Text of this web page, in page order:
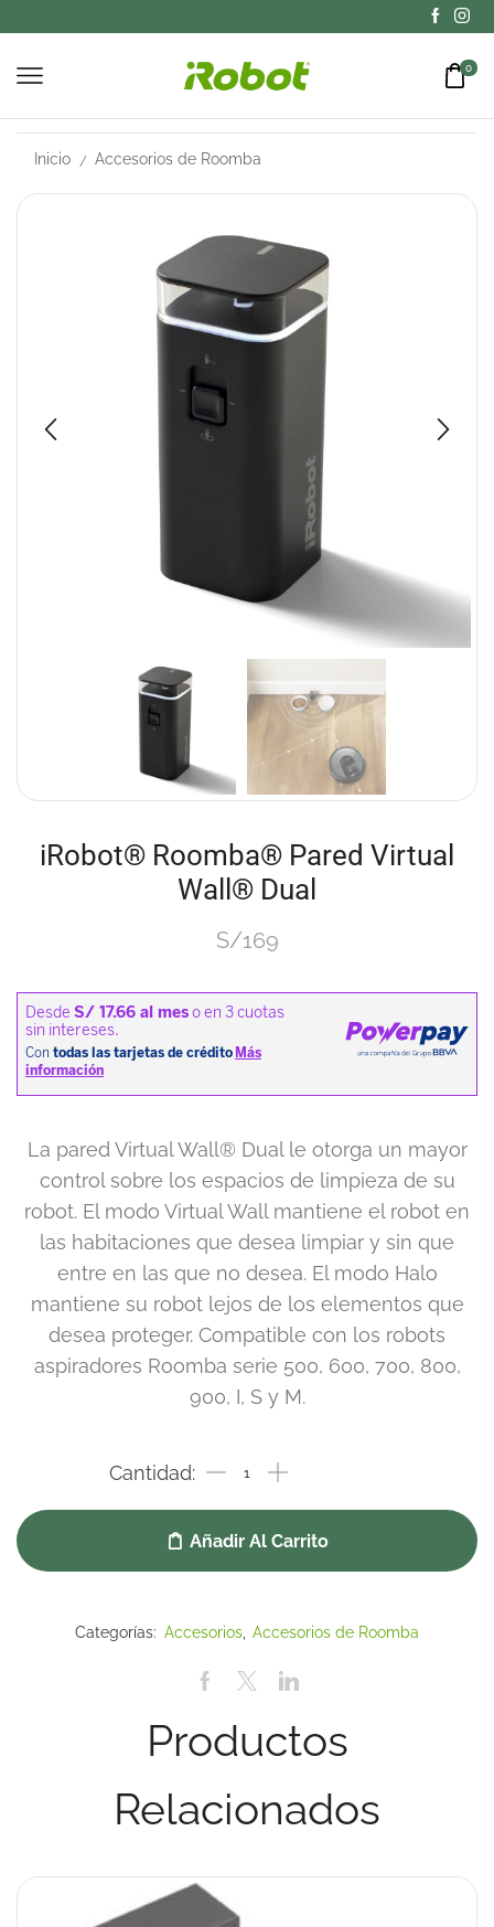
0
Inicio / Accesorios de Roomba
iRobot® Roomba® Pared Virtual
Wall® Dual
S/169
La pared Virtual Wall® Dual le otorga un mayor
control sobre los espacios de limpieza de su
robot. El modo Virtual Wall mantiene el robot en
las habitaciones que desea limpiar y sin que
entre en las que no desea. El modo Halo
mantiene su robot lejos de los elementos que
desea proteger. Compatible con los robots
aspiradores Roomba serie 500, 600, 700, 800,
900, I, S y M.
Añadir Al Carrito
Categorías: Accesorios, Accesorios de Roomba
Productos
Relacionados